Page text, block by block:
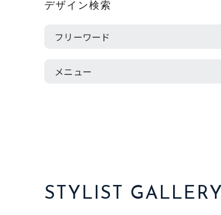
デザイン検索
フリーワード
メニュー
STYLIST GALLERY